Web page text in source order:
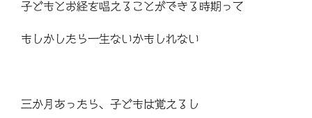
子どもとお経を唱えることができる時期って
もしかしたら一生ないかもしれない
三か月あったら、子どもは覚えるし